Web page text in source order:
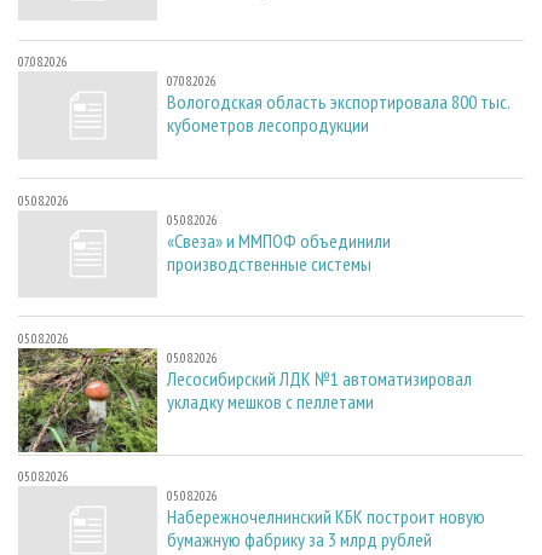
07.08.2026
07.08.2026
Вологодская область экспортировала 800 тыс.
кубометров лесопродукции
05.08.2026
05.08.2026
«Свеза» и ММПОФ объединили
производственные системы
05.08.2026
05.08.2026
Лесосибирский ЛДК №1 автоматизировал
укладку мешков с пеллетами
05.08.2026
05.08.2026
Набережночелнинский КБК построит новую
бумажную фабрику за 3 млрд рублей